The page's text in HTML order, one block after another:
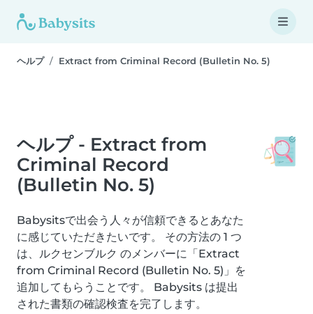
ヘルプ Extract from Criminal Record (Bulletin No. 5)
ヘルプ - Extract from
Criminal Record
(Bulletin No. 5)
Babysitsで出会う人々が信頼できるとあなた
に感じていただきたいです。 その方法の 1 つ
は、ルクセンブルク のメンバーに「Extract
from Criminal Record (Bulletin No. 5)」を
追加してもらうことです。 Babysits は提出
された書類の確認検査を完了します。